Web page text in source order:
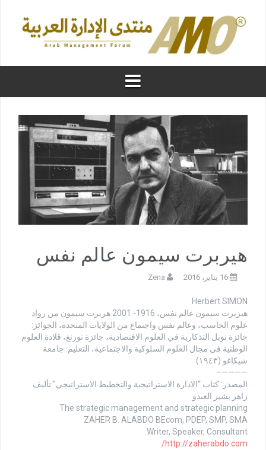
هيربرت سيمون عالم نفس
16 يناير، 2016 Zena
Herbert SIMON
هيربرت سيمون عالم نفس، 1916- 2001 هربرت سيمون من رواد
علوم الحاسب، وعالم نفس واجتماع من الولايات المتحدة، الجوائز:
جائزة نوبل التذكارية في العلوم الاقتصادية، جائزة تورنغ، قلادة العلوم
الوطنية في مجال العلوم السلوكية والاجتماعية، التعليم: جامعة
شيكاغو (١٩٤٣).
————–
المصدر: كتاب “الادارة الاستراتيجية والتخطيط الاستراتيجي” تأليف
زاهر بشير العبدو
The strategic management and strategic planning
ZAHER B. ALABDO BEcom, PDEP, SMP, SMA
Writer, Speaker, Consultant.
http://zaherabdo.com/